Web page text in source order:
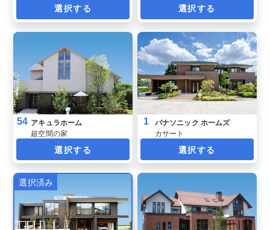
選択する 選択する
54 アキュラホーム
超空間の家
選択する
1 パナソニック ホームズ
カサート
選択する